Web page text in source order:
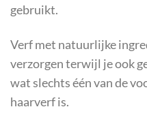
gebruikt.
Verf met natuurlijke
verzorgen terwijl je ook
wat slechts één van de
haarverf is.